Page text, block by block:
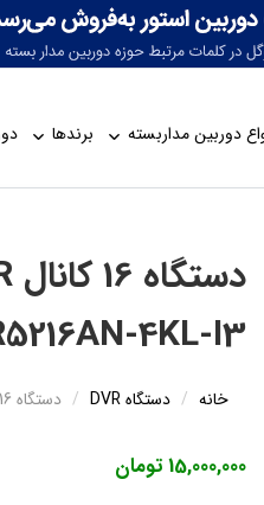
دوربین مداربسته برندها
4KL-I3
خانه دستگاه DVR دستگاه 16 کانال XVR داهوا مدل Dahua DH-XVR5216AN-4KL-I3
15,000,000 تومان